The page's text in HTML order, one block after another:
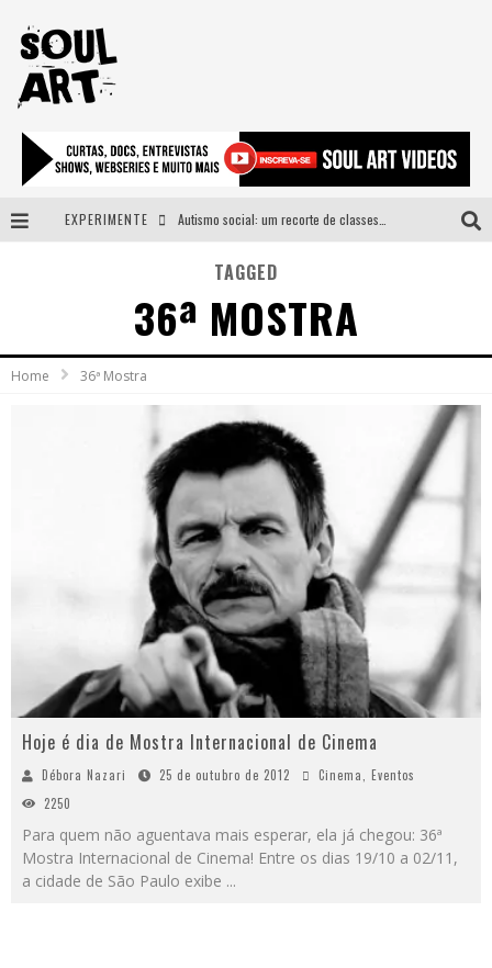
EXPERIMENTE
A subida da rampa é diferente!
Faça o bem! Mas, sem olhar a quem!?
Novo single de Arnaldo Tifu, “De Testa” explora brasilidade em sons, cores e símbolos
TAGGED
36ª MOSTRA
Home 36ª Mostra
Hoje é dia de Mostra Internacional de Cinema
Débora Nazari 25 de outubro de 2012 Cinema, Eventos
2250
Para quem não aguentava mais esperar, ela já chegou: 36ª
Mostra Internacional de Cinema! Entre os dias 19/10 a 02/11,
a cidade de São Paulo exibe ...